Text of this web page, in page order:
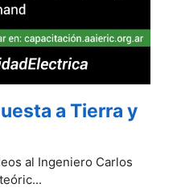
a Tierra y
al Ingeniero Carlos